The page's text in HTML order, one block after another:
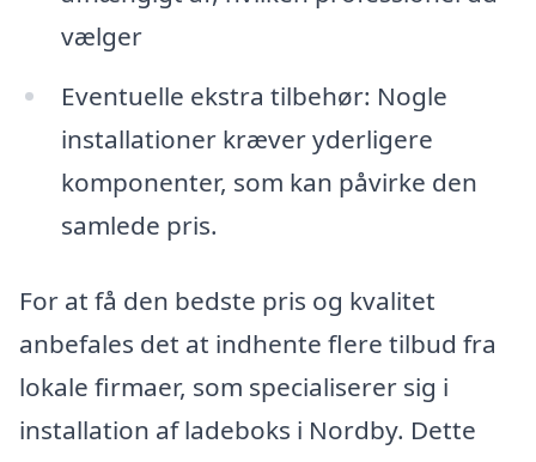
vælger
Eventuelle ekstra tilbehør: Nogle
installationer kræver yderligere
komponenter, som kan påvirke den
samlede pris.
For at få den bedste pris og kvalitet
anbefales det at indhente flere tilbud fra
lokale firmaer, som specialiserer sig i
installation af ladeboks i Nordby. Dette